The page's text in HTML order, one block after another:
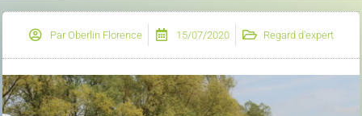
ParOberlin Florence 15/07/2020 Regard d'expert